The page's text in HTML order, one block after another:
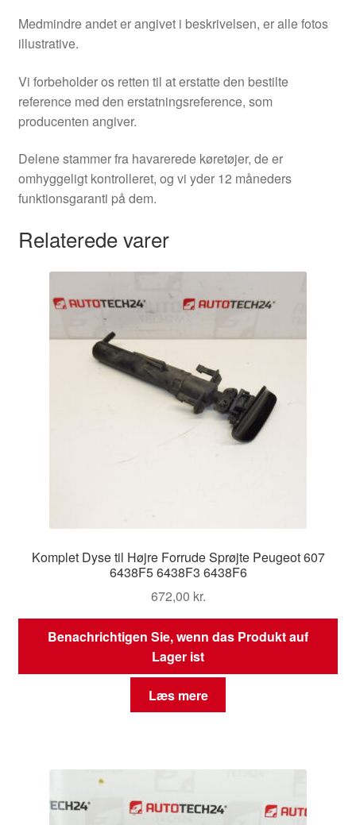
Medmindre andet er angivet i beskrivelsen, er alle fotos
illustrative.
Vi forbeholder os retten til at erstatte den bestilte
reference med den erstatningsreference, som
producenten angiver.
Delene stammer fra havarerede køretøjer, de er
omhyggeligt kontrolleret, og vi yder 12 måneders
funktionsgaranti på dem.
Relaterede varer
Komplet Dyse til Højre Forrude Sprøjte Peugeot 607
6438F5 6438F3 6438F6
672,00 kr.
Benachrichtigen Sie, wenn das Produkt auf
Lager ist
Læs mere